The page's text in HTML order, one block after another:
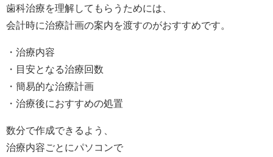
歯科治療を理解してもらうためには、
会計時に治療計画の案内を渡すのがおすすめです。
・治療内容
・目安となる治療回数
・簡易的な治療計画
・治療後におすすめの処置
数分で作成できるよう、
治療内容ごとにパソコンで